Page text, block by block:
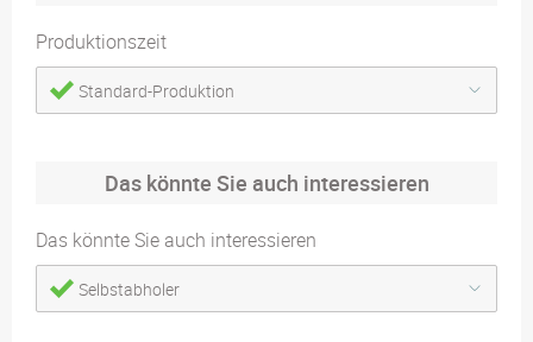
Produktionszeit
Standard-Produktion
Das könnte Sie auch interessieren
Das könnte Sie auch interessieren
Selbstabholer